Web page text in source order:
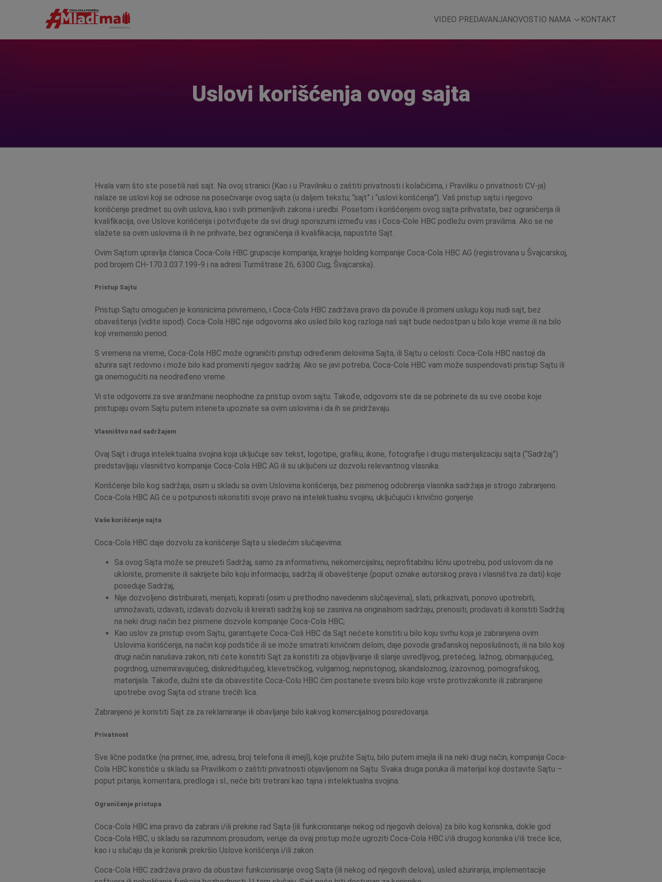
VIDEO PREDAVANJANOVOSTIO NAMA KONTAKT
Uslovi korišćenja ovog sajta
Hvala vam što ste posetili naš sajt. Na ovoj stranici (Kao i u Pravilniku o zaštiti privatnosti i kolačićima, i Praviliku o privatnosti CV-ja)
nalaze se uslovi koji se odnose na posećivanje ovog sajta (u daljem tekstu; “sajt” i “uslovi korišćenja”). Vaš pristup sajtu i njegovo
korišćenje predmet su ovih uslova, kao i svih primenljivih zakona i uredbi. Posetom i korišćenjem ovog sajta prihvatate, bez ograničenja ili
kvalifikacija, ove Uslove korišćenja i potvrđujete da svi drugi sporazumi između vas i Coca-Cole HBC podležu ovim pravilima. Ako se ne
slažete sa ovim uslovima ili ih ne prihvate, bez ograničenja ili kvalifikacija, napustite Sajt.
Ovim Sajtom upravlja članica Coca-Cola HBC grupacije kompanija, krajnje holding kompanije Coca-Cola HBC AG (registrovana u Švajcarskoj,
pod brojem CH-170.3.037.199-9 i na adresi Turmštrase 26, 6300 Cug, Švajcarska).
Pristup Sajtu
Pristup Sajtu omogućen je korisnicima privremeno, i Coca-Cola HBC zadržava pravo da povuče ili promeni uslugu koju nudi sajt, bez
obaveštenja (vidite ispod). Coca-Cola HBC nije odgovorna ako usled bilo kog razloga naš sajt bude nedostpan u bilo koje vreme ili na bilo
koji vremenski period.
S vremena na vreme, Coca-Cola HBC može ograničiti pristup određenim delovima Sajta, ili Sajtu u celosti. Coca-Cola HBC nastoji da
ažurira sajt redovno i može bilo kad promeniti njegov sadržaj. Ako se javi potreba, Coca-Cola HBC vam može suspendovati pristup Sajtu ili
ga onemogućiti na neodređeno vreme.
Vi ste odgovorni za sve aranžmane neophodne za pristup ovom sajtu. Takođe, odgovorni ste da se pobrinete da su sve osobe koje
pristupaju ovom Sajtu putem inteneta upoznate sa ovim uslovima i da ih se pridržavaju.
Vlasništvo nad sadržajem
Ovaj Sajt i druga intelektualna svojina koja uključuje sav tekst, logotipe, grafiku, ikone, fotografije i drugu materijalizaciju sajta (“Sadržaj”)
predstavljaju vlasništvo kompanije Coca-Cola HBC AG ili su uključeni uz dozvolu relevantnog vlasnika.
Korišćenje bilo kog sadržaja, osim u skladu sa ovim Uslovima korišćenja, bez pismenog odobrenja vlasnika sadržaja je strogo zabranjeno.
Coca-Cola HBC AG će u potpunosti iskoristiti svoje pravo na intelektualnu svojinu, uključujući i krivično gonjenje.
Vaše korišćenje sajta
Coca-Cola HBC daje dozvolu za korišćenje Sajta u sledećim slučajevima:
Sa ovog Sajta može se preuzeti Sadržaj, samo za informativnu, nekomercijalnu, neprofitabilnu ličnu upotrebu, pod uslovom da ne
uklonite, promenite ili sakrijete bilo koju informaciju, sadržaj ili obaveštenje (poput oznake autorskog prava i vlasništva za dati) koje
poseduje Sadržaj;
Nije dozvoljeno distribuirati, menjati, kopirati (osim u prethodno navedenim slučajevima), slati, prikazivati, ponovo upotrebiti,
umnožavati, izdavati, izdavati dozvolu ili kreirati sadržaj koji se zasniva na originalnom sadržaju, prenositi, prodavati ili koristiti Sadržaj
na neki drugi način bez pismene dozvole kompanije Coca-Cola HBC;
Kao uslov za pristup ovom Sajtu, garantujete Coca-Coli HBC da Sajt nećete koristiti u bilo koju svrhu koja je zabranjena ovim
Uslovima korišćenja, na način koji podstiče ili se može smatrati krivičnim delom, daje povoda građanskoj neposlušnosti, ili na bilo koji
drugi način narušava zakon, niti ćete koristiti Sajt za koristiti za objavljivanje ili slanje uvredljivog, pretećeg, lažnog, obmanjujućeg,
pogrdnog, uznemiravajućeg, diskreditujućeg, klevetničkog, vulgarnog, nepristojnog, skandaloznog, izazovnog, pornografskog,
materijala. Takođe, dužni ste da obavestite Coca-Colu HBC čim postanete svesni bilo koje vrste protivzakonite ili zabranjene
upotrebe ovog Sajta od strane trećih lica.
Zabranjeno je koristiti Sajt za za reklamiranje ili obavljanje bilo kakvog komercijalnog posredovanja.
Privatnost
Sve lične podatke (na primer, ime, adresu, broj telefona ili imejl), koje pružite Sajtu, bilo putem imejla ili na neki drugi način, kompanija Coca-
Cola HBC koristiće u skladu sa Pravilikom o zaštiti privatnosti objavljenom na Sajtu. Svaka druga poruka ili materijal koji dostavite Sajtu –
poput pitanja, komentara, predloga i sl., neće biti tretirani kao tajna i intelektualna svojina.
Ograničenje pristupa
Coca-Cola HBC ima pravo da zabrani i/ili prekine rad Sajta (ili funkcionisanje nekog od njegovih delova) za bilo kog korisnika, dokle god
Coca-Cola HBC, u skladu sa razumnom prosudom, veruje da ovaj pristup može ugroziti Coca-Cola HBC i/ili drugog korisnika i/ili treće lice,
kao i u slučaju da je korisnik prekršio Uslove korišćenja i/ili zakon.
Coca-Cola HBC zadržava pravo da obustavi funkcionisanje ovog Sajta (ili nekog od njegovih delova), usled ažuriranja, implementacije